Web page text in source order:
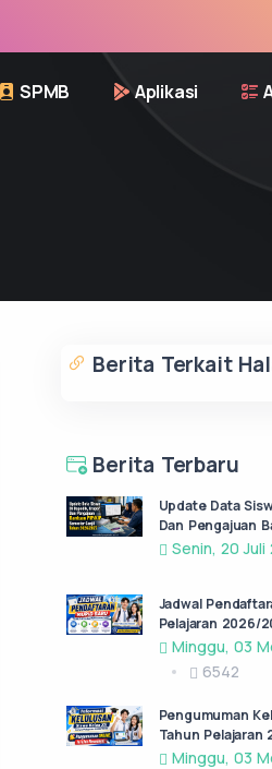
SPMB Aplikasi
Berita Terkait
Berita Terbaru
Update Data
Dan Pengajuan
Semester Ganjil
Senin, 20 Juli
Jadwal
Pelajaran 2026/
Minggu, 03
6542
Pengumuman
Tahun Pelajaran
Permohonan
Minggu, 03